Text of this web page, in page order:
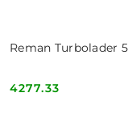
Reman Turbolader
Cena:
4277.33